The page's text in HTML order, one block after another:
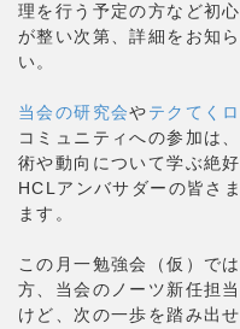
理を行う予定の方など初
が整い次第、詳細をお知
い。
当会の研究会やテクてく
コミュニティへの参加は
術や動向について学ぶ絶
HCLアンバサダーの皆さ
ます。
この月一勉強会（仮）で
方、当会のノーツ新任担
けど、次の一歩を踏み出